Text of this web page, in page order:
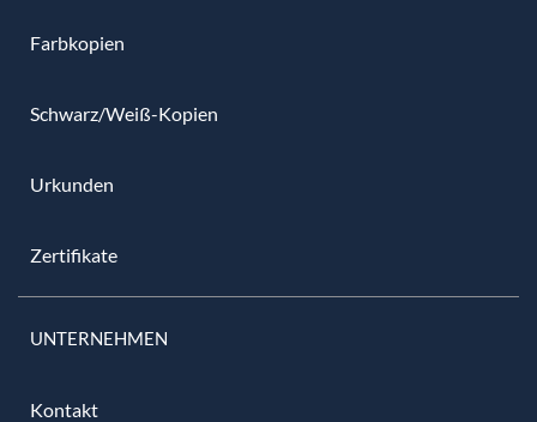
Farbkopien
Schwarz/Weiß-Kopien
Urkunden
Zertifikate
UNTERNEHMEN
Kontakt